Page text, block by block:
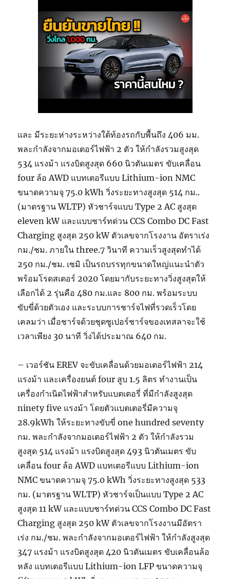
และ มีระยะห่างระหว่างใต้ท้องรถกับพื้นถึง 406 มม.
พละกำลังจากมอเตอร์ไฟฟ้า 2 ตัว ให้กำลังรวมสูงสุด
534 แรงม้า แรงบิดสูงสุด 660 นิวตันเมตร ขับเคลื่อน
four ล้อ AWD แบทเตอรีแบบ Lithium-ion NMC
ขนาดความจุ 75.0 kWh วิ่งระยะทางสูงสุด 514 กม..
(มาตรฐาน WLTP) หัวชาร์จแบบ Type 2 AC สูงสุด
eleven kW และแบบชาร์ทด่วน CCS Combo DC Fast
Charging สูงสุด 250 kW ตัวเลขจากโรงงาน อัตราเร่ง
กม./ชม. ภายใน three.7 วินาที ความเร็วสูงสุดทำได้
250 กม./ชม. เซมิ เป็นรถบรรทุกขนาดใหญ่แนะนำตัว
พร้อมโรดสเตอร์ 2020 โดยมากับระยะทางวิ่งสูงสุดให้
เลือกได้ 2 รุ่นคือ 480 กม.และ 800 กม. พร้อมระบบ
ขับขี่ด้วยตัวเอง และระบบการชาร์จไฟที่รวดเร็วโดย
เคลมว่า เมื่อชาร์จด้วยชุดซูเปอร์ชาร์จของเทสลาจะใช้
เวลาเพียง 30 นาที วิ่งได้ประมาณ 640 กม.
– เวอร์ชัน EREV จะขับเคลื่อนด้วยมอเตอร์ไฟฟ้า 214
แรงม้า และเครื่องยนต์ four สูบ 1.5 ลิตร ทำงานเป็น
เครื่องกำเนิดไฟฟ้าสำหรับแบตเตอรี่ ที่มีกำลังสูงสุด
ninety five แรงม้า โดยตัวแบตเตอรี่มีความจุ
28.9kWh ให้ระยะทางขับขี่ one hundred seventy
กม. พละกำลังจากมอเตอร์ไฟฟ้า 2 ตัว ให้กำลังรวม
สูงสุด 514 แรงม้า แรงบิดสูงสุด 493 นิวตันเมตร ขับ
เคลื่อน four ล้อ AWD แบทเตอรีแบบ Lithium-ion
NMC ขนาดความจุ 75.0 kWh วิ่งระยะทางสูงสุด 533
กม. (มาตรฐาน WLTP) หัวชาร์จเป็นแบบ Type 2 AC
สูงสุด 11 kW และแบบชาร์ทด่วน CCS Combo DC Fast
Charging สูงสุด 250 kW ตัวเลขจากโรงงานมีอัตรา
เร่ง กม./ชม. พละกำลังจากมอเตอร์ไฟฟ้า ให้กำลังสูงสุด
347 แรงม้า แรงบิดสูงสุด 420 นิวตันเมตร ขับเคลื่อนล้อ
หลัง แบทเตอรีแบบ Lithium-ion LFP ขนาดความจุ